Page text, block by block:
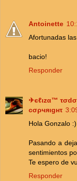
Antoinette
Afortunadas
bacio!
Responder
✈єℓιzα™
cσρчяιgнτ
Hola Gonzalo :)
Pasando a
sentimientos
Te espero de
Responder